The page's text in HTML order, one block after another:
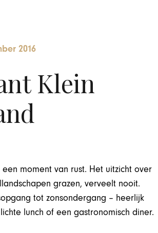
2016
Klein
moment van rust. Het uitzicht over
grazen, verveelt nooit.
tot zonsondergang – heerlijk
lunch of een gastronomisch diner.